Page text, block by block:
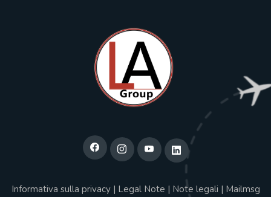
Informativa sulla privacy| Legal Note | Note legali | Mailmsg